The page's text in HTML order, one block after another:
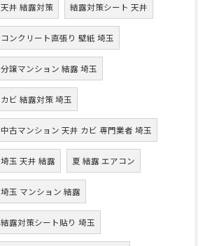
天井 結露対策 結露対策シート 天井
コンクリート直張り 壁紙 埼玉
分譲マンション 結露 埼玉
カビ 結露対策 埼玉
中古マンション 天井 カビ 専門業者 埼玉
埼玉 天井 結露 夏 結露 エアコン
埼玉 マンション 結露
結露対策シート貼り 埼玉